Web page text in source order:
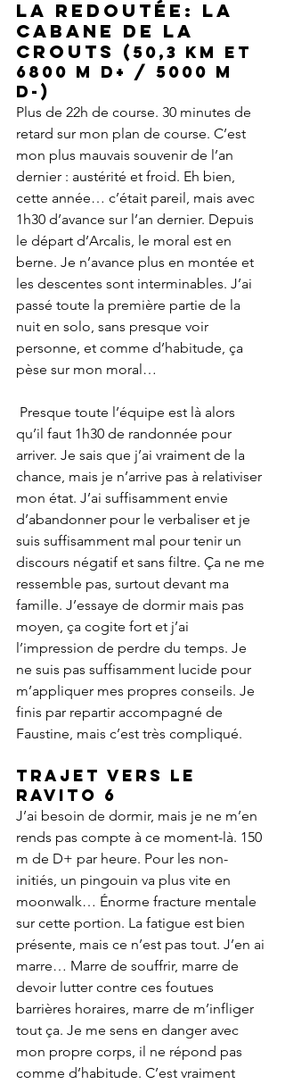
La redoutée: la
Cabane de la
Crouts (50,3 km et
6800 m D+ / 5000 m
D-)
Plus de 22h de course. 30 minutes de
retard sur mon plan de course. C’est
mon plus mauvais souvenir de l’an
dernier : austérité et froid. Eh bien,
cette année… c’était pareil, mais avec
1h30 d’avance sur l’an dernier. Depuis
le départ d’Arcalis, le moral est en
berne. Je n’avance plus en montée et
les descentes sont interminables. J’ai
passé toute la première partie de la
nuit en solo, sans presque voir
personne, et comme d’habitude, ça
pèse sur mon moral…
qu’il faut 1h30 de randonnée pour
arriver. Je sais que j’ai vraiment de la
chance, mais je n’arrive pas à relativiser
mon état. J’ai suffisamment envie
d’abandonner pour le verbaliser et je
suis suffisamment mal pour tenir un
discours négatif et sans filtre. Ça ne me
ressemble pas, surtout devant ma
famille. J’essaye de dormir mais pas
moyen, ça cogite fort et j’ai
l’impression de perdre du temps. Je
ne suis pas suffisamment lucide pour
m’appliquer mes propres conseils. Je
finis par repartir accompagné de
Faustine, mais c’est très compliqué.
Trajet vers le
Ravito 6
J’ai besoin de dormir, mais je ne m’en
rends pas compte à ce moment-là. 150
m de D+ par heure. Pour les non-
initiés, un pingouin va plus vite en
moonwalk… Énorme fracture mentale
sur cette portion. La fatigue est bien
présente, mais ce n’est pas tout. J’en ai
marre… Marre de souffrir, marre de
devoir lutter contre ces foutues
barrières horaires, marre de m’infliger
tout ça. Je me sens en danger avec
mon propre corps, il ne répond pas
comme d’habitude. C’est vraiment